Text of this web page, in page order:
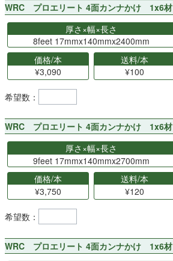
WRC プロエリート 4面カンナかけ 1x6材
厚さ×幅×長さ
8feet 17mmx140mmx2400mm
価格/本
¥3,090
送料/本
¥100
希望数：
WRC プロエリート 4面カンナかけ 1x6材
厚さ×幅×長さ
9feet 17mmx140mmx2700mm
価格/本
¥3,750
送料/本
¥120
希望数：
WRC プロエリート 4面カンナかけ 1x6材